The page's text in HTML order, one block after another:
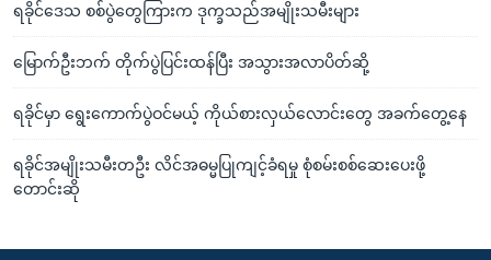
ရခိုင်ဒေသ စစ်ပွဲတွေကြားက ဒုက္ခသည်အမျိုးသမီးများ
မြောက်ဦးဘက် တိုက်ပွဲပြင်းထန်ပြီး အသွားအလာပိတ်ဆို့
ရခိုင်မှာ ရွေးကောက်ပွဲဝင်မယ့် ကိုယ်စားလှယ်လောင်းတွေ အခက်တွေ့နေ
ရခိုင်အမျိုးသမီးတဦး လိင်အဓမ္မပြုကျင့်ခံရမှု စုံစမ်းစစ်ဆေးပေးဖို့
တောင်းဆို